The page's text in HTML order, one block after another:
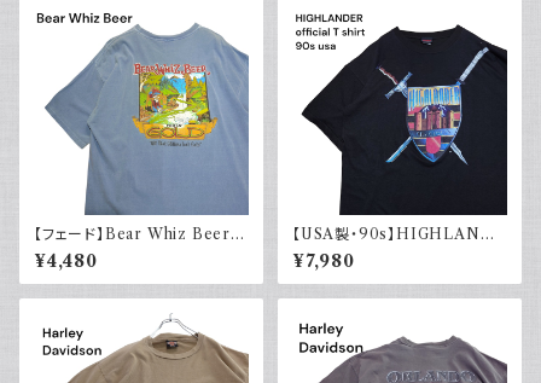
【フェード】Bear Whiz Beer
プリントTシャツ 両面プリント バ
ックプリント 古着 XL COMFO
RT COLORS コンフォートカラ
¥4,480
【USA製・90s】HIGHLANDE
R 悪魔の戦士 オフィシャルTシ
ャツ
¥7,980